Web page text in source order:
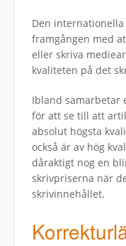
Den
framgången med
eller skriva
kvaliteten på det
Ibland samarbetar
för att se till att
absolut högsta
också är av hög
dåraktigt nog en
skrivpriserna när
skrivinnehållet.